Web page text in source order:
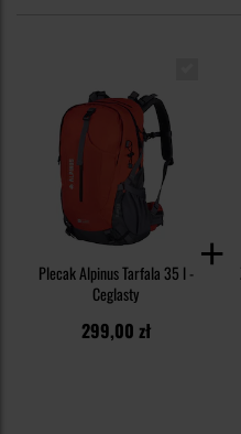
Plecak Alpinus Tarfala 35 l -
Ceglasty
299,00 zł